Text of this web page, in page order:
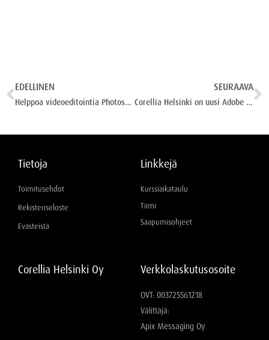
EDELLINEN
Helppoa videoeditointia Photoshopilla!
SEURAAVA
Corellia Helsinki on uusi Adobe Authorised Training Centre!
Tietoja
Toimitusehdot
Rekisteriseloste
Evästeistä
Linkkejä
Kurssiaikataulu
Tiimi
Saapumisohjeet
Corellia Helsinki Oy Verkkolaskutusosoite
OVT: 003725561218
Välittäjä:
Apix Messaging Oy